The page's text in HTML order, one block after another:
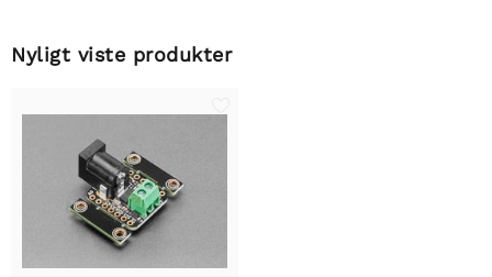
Nyligt viste produkter